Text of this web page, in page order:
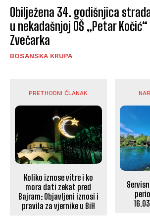
Obilježena 34. godišnjica
u nekadašnjoj OŠ „Petar
Zvečarka
BOSANSKA KRUPA
PRETHODNI ČLANAK
Koliko iznose vitre i ko
mora dati zekat pred
Bajram: Objavljeni iznosi i
pravila za vjernike u BiH